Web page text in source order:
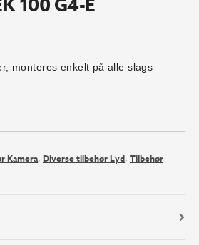
monteres enkelt på alle slags
Kamera, Diverse tilbehør Lyd, Tilbehør